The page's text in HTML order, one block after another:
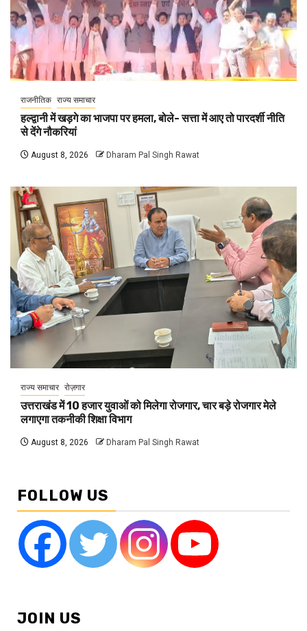
राजनीतिक राज्य समाचार
हल्द्वानी में खड़गे का भाजपा पर हमला, बोले- सत्ता में आए तो पारदर्शी नीति
से देंगे नौकरियां
August 8, 2026 Dharam Pal Singh Rawat
राज्य समाचार रोज़गार
उत्तराखंड में 10 हजार युवाओं को मिलेगा रोजगार, चार बड़े रोजगार मेले
लगाएगा तकनीकी शिक्षा विभाग
August 8, 2026 Dharam Pal Singh Rawat
FOLLOW US
JOIN US